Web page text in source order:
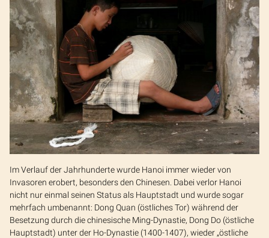
Im Verlauf der Jahrhunderte wurde Hanoi immer wieder von
Invasoren erobert, besonders den Chinesen. Dabei verlor Hanoi
nicht nur einmal seinen Status als Hauptstadt und wurde sogar
mehrfach umbenannt: Dong Quan (östliches Tor) während der
Besetzung durch die chinesische Ming-Dynastie, Dong Do (östliche
Hauptstadt) unter der Ho-Dynastie (1400-1407), wieder „östliche